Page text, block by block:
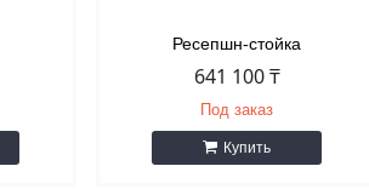
Ресепшн-стойка
641 100 ₸
Под заказ
Купить